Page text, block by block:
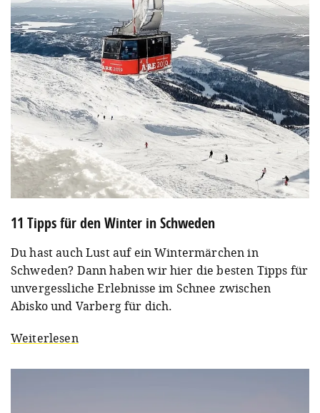
11 Tipps für den Winter in Schweden
Du hast auch Lust auf ein Wintermärchen in
Schweden? Dann haben wir hier die besten Tipps für
unvergessliche Erlebnisse im Schnee zwischen
Abisko und Varberg für dich.
Weiterlesen